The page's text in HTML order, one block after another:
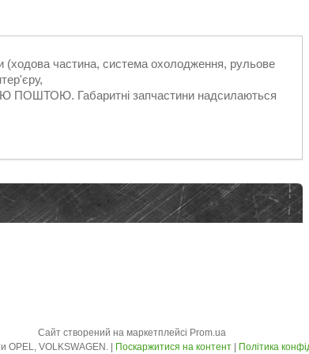
(ходова частина, система охолодження, рульове
ПОШТОЮ. Габаритні запчастини надсилаються
Сайт створений на маркетплейсі Prom.ua
Поскаржитися на контент Політика